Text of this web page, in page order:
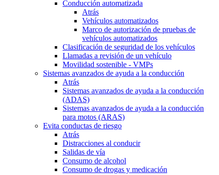
Conducción automatizada
Atrás
Vehículos automatizados
Marco de autorización de pruebas de
vehículos automatizados
Clasificación de seguridad de los vehículos
Llamadas a revisión de un vehículo
Movilidad sostenible - VMPs
Sistemas avanzados de ayuda a la conducción
Atrás
Sistemas avanzados de ayuda a la conducción
(ADAS)
Sistemas avanzados de ayuda a la conducción
para motos (ARAS)
Evita conductas de riesgo
Atrás
Distracciones al conducir
Salidas de vía
Consumo de alcohol
Consumo de drogas y medicación